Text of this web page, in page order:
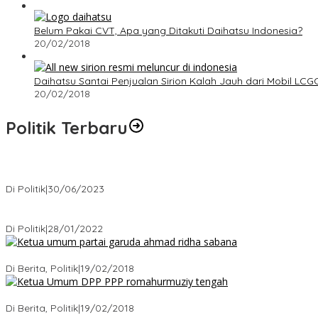
Belum Pakai CVT, Apa yang Ditakuti Daihatsu Indonesia?
20/02/2018
Daihatsu Santai Penjualan Sirion Kalah Jauh dari Mobil
20/02/2018
Politik Terbaru
Di Politik|30/06/2023
Di Politik|28/01/2022
Di Berita, Politik|19/02/2018
Di Berita, Politik|19/02/2018